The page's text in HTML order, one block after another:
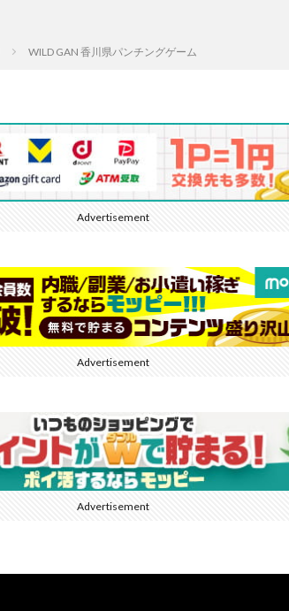
WILD GAN 香川県パンチングゲーム
Advertisement
Advertisement
Advertisement